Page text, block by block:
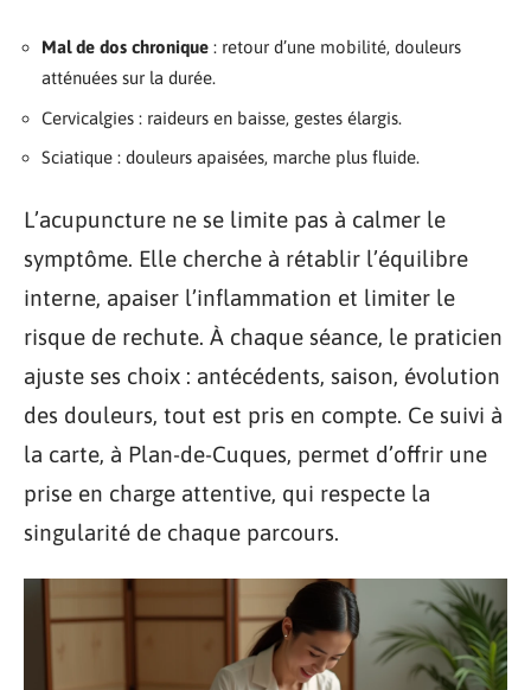
Mal de dos chronique : retour d’une mobilité, douleurs
atténuées sur la durée.
Cervicalgies : raideurs en baisse, gestes élargis.
Sciatique : douleurs apaisées, marche plus fluide.
L’acupuncture ne se limite pas à calmer le
symptôme. Elle cherche à rétablir l’équilibre
interne, apaiser l’inflammation et limiter le
risque de rechute. À chaque séance, le praticien
ajuste ses choix : antécédents, saison, évolution
des douleurs, tout est pris en compte. Ce suivi à
la carte, à Plan-de-Cuques, permet d’offrir une
prise en charge attentive, qui respecte la
singularité de chaque parcours.